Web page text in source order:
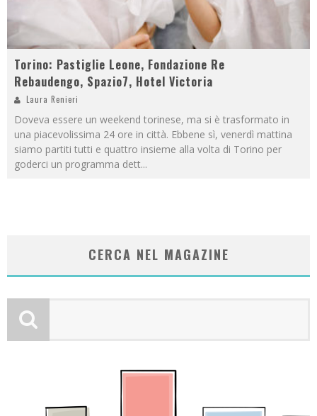
Torino: Pastiglie Leone, Fondazione Re
Rebaudengo, Spazio7, Hotel Victoria
Laura Renieri
Doveva essere un weekend torinese, ma si è trasformato in
una piacevolissima 24 ore in città. Ebbene sì, venerdì mattina
siamo partiti tutti e quattro insieme alla volta di Torino per
goderci un programma dett...
CERCA NEL MAGAZINE